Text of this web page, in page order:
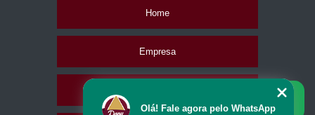
Home
Empresa
Olá! Fale agora pelo WhatsApp